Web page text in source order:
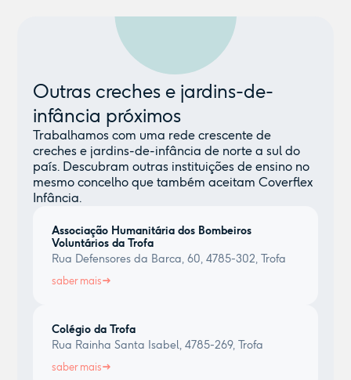
Outras creches e jardins-de-
infância próximos
Trabalhamos com uma rede crescente de
creches e jardins-de-infância de norte a sul do
país. Descubram outras instituições de ensino no
mesmo concelho que também aceitam Coverflex
Infância.
Associação Humanitária dos Bombeiros
Voluntários da Trofa
Rua Defensores da Barca, 60, 4785-302, Trofa
saber mais
Colégio da Trofa
Rua Rainha Santa Isabel, 4785-269, Trofa
saber mais